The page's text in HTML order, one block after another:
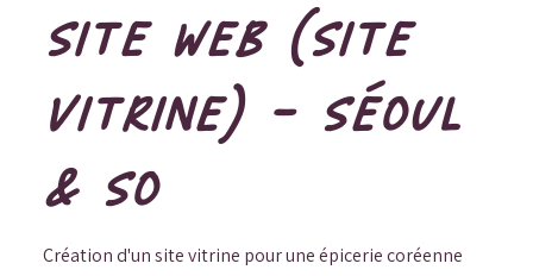
SITE WEB (SITE
VITRINE) - SÉOUL
& SO
Création d'un site vitrine pour une épicerie coréenne